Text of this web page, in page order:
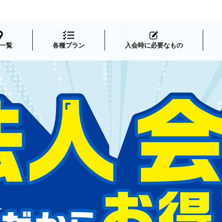
覧 各種プラン 入会時に必要なもの